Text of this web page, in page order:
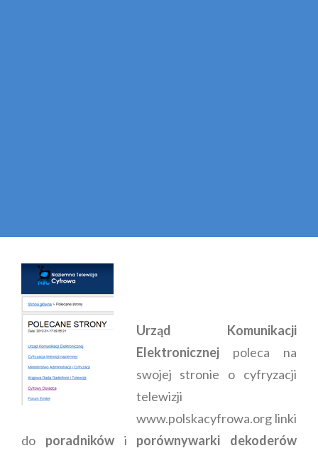
Urząd Komunikacji
Elektronicznejpoleca na
swojej stronie o cyfryzacji
telewizji
www.polskacyfrowa.org linki
do poradnikówi porównywarki dekoderów